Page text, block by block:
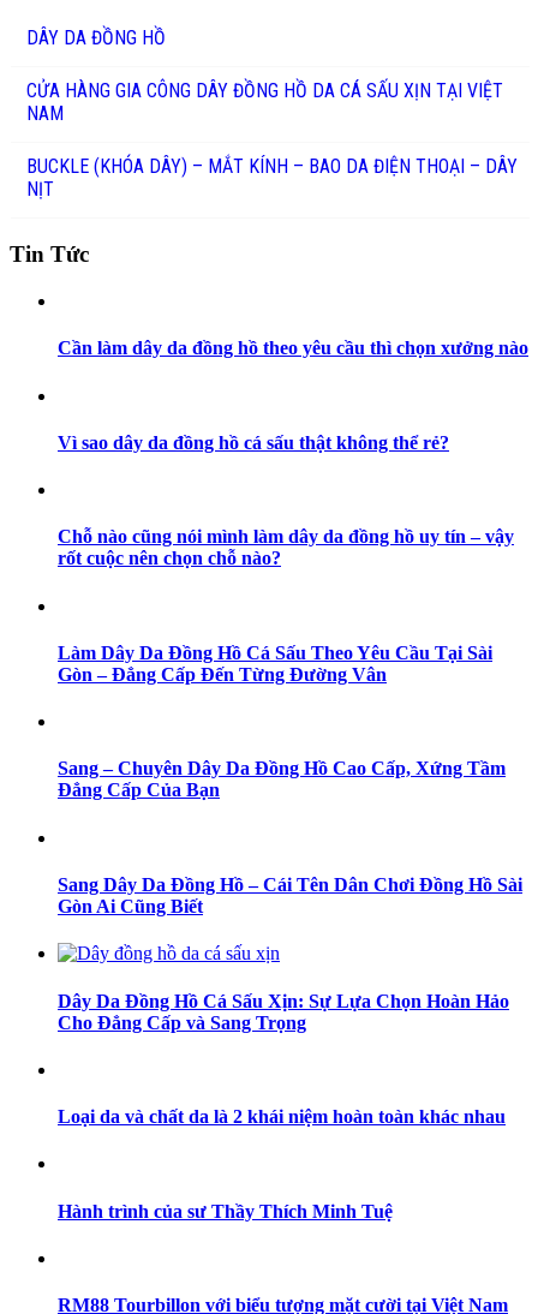
DÂY DA ĐỒNG HỒ
CỬA HÀNG GIA CÔNG DÂY ĐỒNG HỒ DA CÁ SẤU XỊN TẠI VIỆT
NAM
BUCKLE (KHÓA DÂY) – MẮT KÍNH – BAO DA ĐIỆN THOẠI – DÂY
NỊT
Tin Tức
Cần làm dây da đồng hồ theo yêu cầu thì chọn xưởng nào
Vì sao dây da đồng hồ cá sấu thật không thể rẻ?
Chỗ nào cũng nói mình làm dây da đồng hồ uy tín – vậy
rốt cuộc nên chọn chỗ nào?
Làm Dây Da Đồng Hồ Cá Sấu Theo Yêu Cầu Tại Sài
Gòn – Đẳng Cấp Đến Từng Đường Vân
Sang – Chuyên Dây Da Đồng Hồ Cao Cấp, Xứng Tầm
Đẳng Cấp Của Bạn
Sang Dây Da Đồng Hồ – Cái Tên Dân Chơi Đồng Hồ Sài
Gòn Ai Cũng Biết
Dây Da Đồng Hồ Cá Sấu Xịn: Sự Lựa Chọn Hoàn Hảo
Cho Đẳng Cấp và Sang Trọng
Loại da và chất da là 2 khái niệm hoàn toàn khác nhau
Hành trình của sư Thầy Thích Minh Tuệ
RM88 Tourbillon với biểu tượng mặt cười tại Việt Nam